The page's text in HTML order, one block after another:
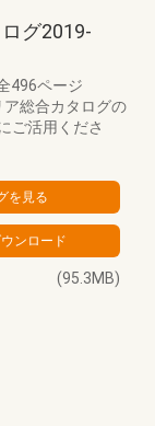
グ2019-
496ページ
ア総合カタログの
ご活用くださ
(95.3MB)